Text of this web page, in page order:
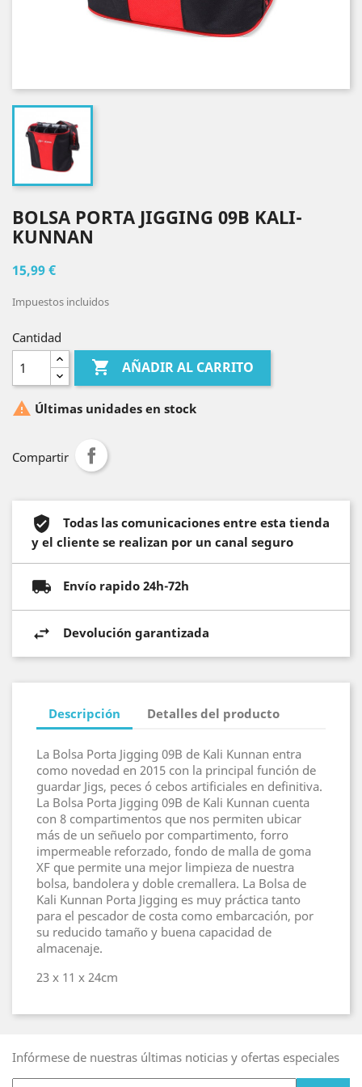
BOLSA PORTA JIGGING 09B KALI-
KUNNAN
15,99 €
Impuestos incluidos
Cantidad
 AÑADIR AL CARRITO
 Últimas unidades en stock
Compartir
Todas las comunicaciones entre esta tienda
y el cliente se realizan por un canal seguro
Envío rapido 24h-72h
Devolución garantizada
Descripción Detalles del producto
La Bolsa Porta Jigging 09B de Kali Kunnan entra
como novedad en 2015 con la principal función de
guardar Jigs, peces ó cebos artificiales en definitiva.
La Bolsa Porta Jigging 09B de Kali Kunnan cuenta
con 8 compartimentos que nos permiten ubicar
más de un señuelo por compartimento, forro
impermeable reforzado, fondo de malla de goma
XF que permite una mejor limpieza de nuestra
bolsa, bandolera y doble cremallera. La Bolsa de
Kali Kunnan Porta Jigging es muy práctica tanto
para el pescador de costa como embarcación, por
su reducido tamaño y buena capacidad de
almacenaje.
23 x 11 x 24cm
Infórmese de nuestras últimas noticias y ofertas especiales